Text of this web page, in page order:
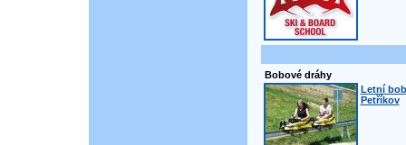
Bobové dráhy
Letní
Petříkov